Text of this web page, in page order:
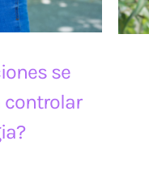
se
controlar